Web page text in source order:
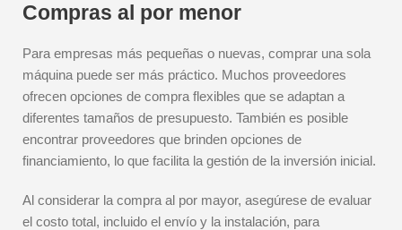
Compras al por menor
Para empresas más pequeñas o nuevas, comprar una sola
máquina puede ser más práctico. Muchos proveedores
ofrecen opciones de compra flexibles que se adaptan a
diferentes tamaños de presupuesto. También es posible
encontrar proveedores que brinden opciones de
financiamiento, lo que facilita la gestión de la inversión inicial.
Al considerar la compra al por mayor, asegúrese de evaluar
el costo total, incluido el envío y la instalación, para